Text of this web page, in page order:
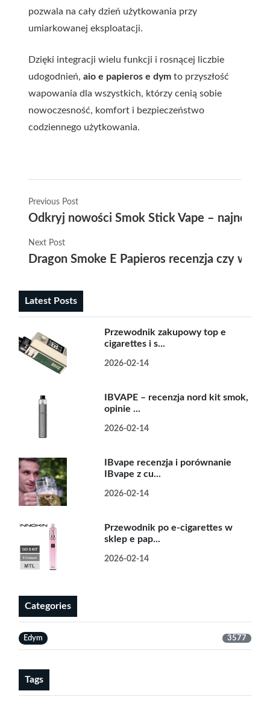
pozwala na cały dzień użytkowania przy
umiarkowanej eksploatacji.
Dzięki integracji wielu funkcji i rosnącej liczbie
udogodnień, aio e papieros e dym to przyszłość
wapowania dla wszystkich, którzy cenią sobie
nowoczesność, komfort i bezpieczeństwo
codziennego użytkowania.
Previous Post
Odkryj nowości Smok Stick Vape –
Next Post
Dragon Smoke E Papieros recenzja czy
Latest Posts
Przewodnik zakupowy top e
cigarettes i s...
2026-02-14
IBVAPE – recenzja nord kit smok,
opinie ...
2026-02-14
IBvape recenzja i porównanie
IBvape z cu...
2026-02-14
Przewodnik po e-cigarettes w
sklep e pap...
2026-02-14
Categories
Edym 3577
Tags